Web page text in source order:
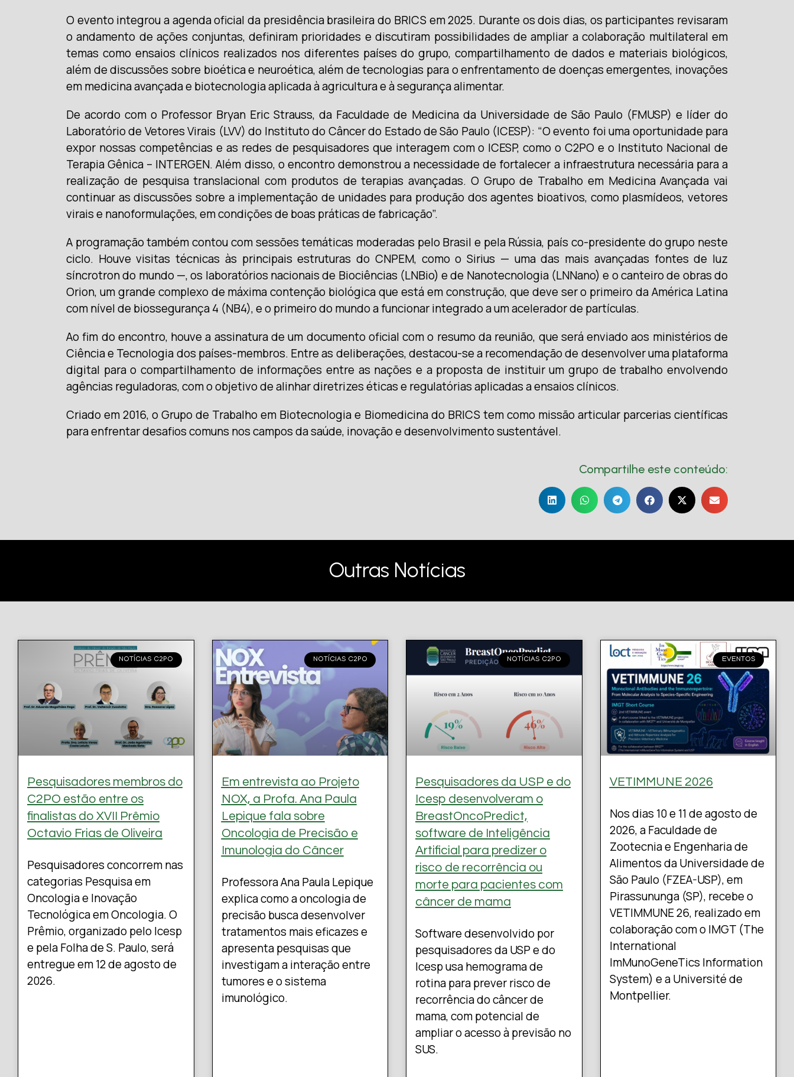
O evento integrou a agenda oficial da presidência brasileira do BRICS em 2025. Durante os dois dias, os participantes revisaram
o andamento de ações conjuntas, definiram prioridades e discutiram possibilidades de ampliar a colaboração multilateral em
temas como ensaios clínicos realizados nos diferentes países do grupo, compartilhamento de dados e materiais biológicos,
além de discussões sobre bioética e neuroética, além de tecnologias para o enfrentamento de doenças emergentes, inovações
em medicina avançada e biotecnologia aplicada à agricultura e à segurança alimentar.
De acordo com o Professor Bryan Eric Strauss, da Faculdade de Medicina da Universidade de São Paulo (FMUSP) e líder do
Laboratório de Vetores Virais (LVV) do Instituto do Câncer do Estado de São Paulo (ICESP): “O evento foi uma oportunidade para
expor nossas competências e as redes de pesquisadores que interagem com o ICESP, como o C2PO e o Instituto Nacional de
Terapia Gênica – INTERGEN. Além disso, o encontro demonstrou a necessidade de fortalecer a infraestrutura necessária para a
realização de pesquisa translacional com produtos de terapias avançadas. O Grupo de Trabalho em Medicina Avançada vai
continuar as discussões sobre a implementação de unidades para produção dos agentes bioativos, como plasmídeos, vetores
virais e nanoformulações, em condições de boas práticas de fabricação”.
A programação também contou com sessões temáticas moderadas pelo Brasil e pela Rússia, país co-presidente do grupo neste
ciclo. Houve visitas técnicas às principais estruturas do CNPEM, como o Sirius — uma das mais avançadas fontes de luz
síncrotron do mundo —, os laboratórios nacionais de Biociências (LNBio) e de Nanotecnologia (LNNano) e o canteiro de obras do
Orion, um grande complexo de máxima contenção biológica que está em construção, que deve ser o primeiro da América Latina
com nível de biossegurança 4 (NB4), e o primeiro do mundo a funcionar integrado a um acelerador de partículas.
Ao fim do encontro, houve a assinatura de um documento oficial com o resumo da reunião, que será enviado aos ministérios de
Ciência e Tecnologia dos países-membros. Entre as deliberações, destacou-se a recomendação de desenvolver uma plataforma
digital para o compartilhamento de informações entre as nações e a proposta de instituir um grupo de trabalho envolvendo
agências reguladoras, com o objetivo de alinhar diretrizes éticas e regulatórias aplicadas a ensaios clínicos.
Criado em 2016, o Grupo de Trabalho em Biotecnologia e Biomedicina do BRICS tem como missão articular parcerias científicas
para enfrentar desafios comuns nos campos da saúde, inovação e desenvolvimento sustentável.
Compartilhe este conteúdo:
Outras Notícias
NOTÍCIAS C2PO
Pesquisadores membros do
C2PO estão entre os
finalistas do XVII Prêmio
Octavio Frias de Oliveira
Pesquisadores concorrem nas
categorias Pesquisa em
Oncologia e Inovação
Tecnológica em Oncologia. O
Prêmio, organizado pelo Icesp
e pela Folha de S. Paulo, será
entregue em 12 de agosto de
2026.
NOTÍCIAS C2PO
Em entrevista ao Projeto
NOX, a Profa. Ana Paula
Lepique fala sobre
Oncologia de Precisão e
Imunologia do Câncer
Professora Ana Paula Lepique
explica como a oncologia de
precisão busca desenvolver
tratamentos mais eficazes e
apresenta pesquisas que
investigam a interação entre
tumores e o sistema
imunológico.
NOTÍCIAS C2PO
Pesquisadores da USP e do
Icesp desenvolveram o
BreastOncoPredict,
software de Inteligência
Artificial para predizer o
risco de recorrência ou
morte para pacientes com
câncer de mama
Software desenvolvido por
pesquisadores da USP e do
Icesp usa hemograma de
rotina para prever risco de
recorrência do câncer de
mama, com potencial de
ampliar o acesso à previsão no
SUS.
EVENTOS
VETIMMUNE 2026
Nos dias 10 e 11 de agosto de
2026, a Faculdade de
Zootecnia e Engenharia de
Alimentos da Universidade de
São Paulo (FZEA-USP), em
Pirassununga (SP), recebe o
VETIMMUNE 26, realizado em
colaboração com o IMGT (The
International
ImMunoGeneTics Information
System) e a Université de
Montpellier.